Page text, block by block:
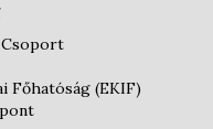
Csoport
Főhatóság (EKIF)